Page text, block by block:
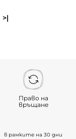
>|
Право на
връщане
в рамките на 30 дни